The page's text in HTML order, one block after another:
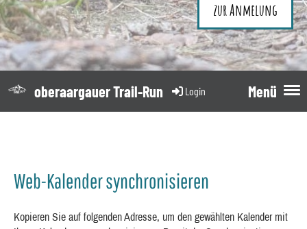
zur Anmelung
Menü
Login
oberaargauer Trail-Run
Web-Kalender synchronisieren
Kopieren Sie auf folgenden Adresse, um den gewählten Kalender mit